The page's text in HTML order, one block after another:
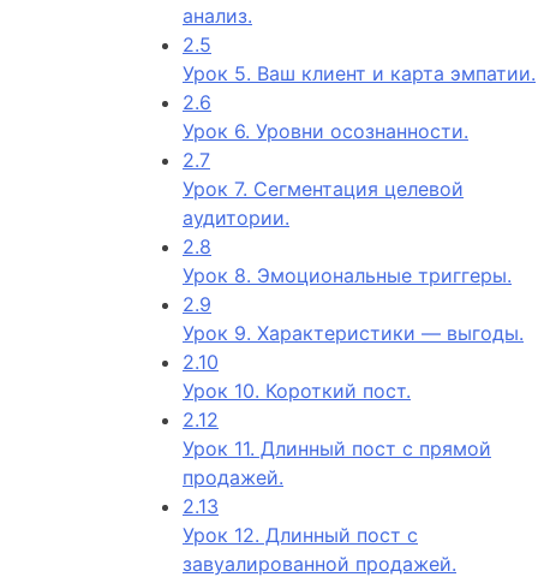
анализ.
2.5
Урок 5. Ваш клиент и карта эмпатии.
2.6
Урок 6. Уровни осознанности.
2.7
Урок 7. Сегментация целевой
аудитории.
2.8
Урок 8. Эмоциональные триггеры.
2.9
Урок 9. Характеристики — выгоды.
2.10
Урок 10. Короткий пост.
2.12
Урок 11. Длинный пост с прямой
продажей.
2.13
Урок 12. Длинный пост с
завуалированной продажей.